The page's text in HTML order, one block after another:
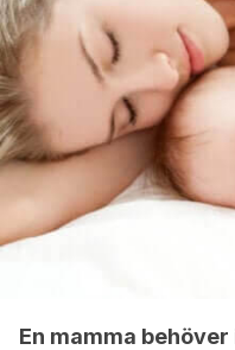
En mamma